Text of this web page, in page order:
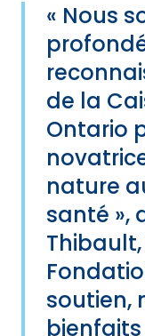
« Nous
de la
Ontario
nature
santé »,
soutien,